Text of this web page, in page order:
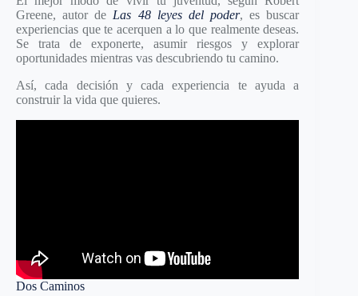
Greene, autor de Las 48 leyes del poder, es buscar
experiencias que te acerquen a lo que realmente deseas.
Se trata de exponerte, asumir riesgos y explorar
oportunidades mientras vas descubriendo tu camino.
Así, cada decisión y cada experiencia te ayuda a
construir la vida que quieres.
Dos Caminos